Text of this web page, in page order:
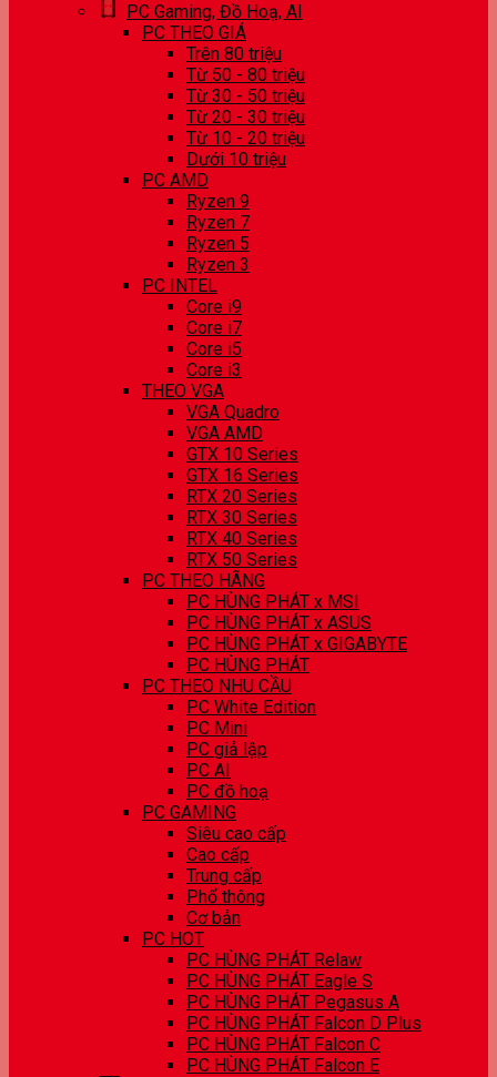
PC Gaming, Đồ Hoạ, AI
PC THEO GIÁ
Trên 80 triệu
Từ 50 - 80 triệu
Từ 30 - 50 triệu
Từ 20 - 30 triệu
Từ 10 - 20 triệu
Dưới 10 triệu
PC AMD
Ryzen 9
Ryzen 7
Ryzen 5
Ryzen 3
PC INTEL
Core i9
Core i7
Core i5
Core i3
THEO VGA
VGA Quadro
VGA AMD
GTX 10 Series
GTX 16 Series
RTX 20 Series
RTX 30 Series
RTX 40 Series
RTX 50 Series
PC THEO HÃNG
PC HÙNG PHÁT x MSI
PC HÙNG PHÁT x ASUS
PC HÙNG PHÁT x GIGABYTE
PC HÙNG PHÁT
PC THEO NHU CẦU
PC White Edition
PC Mini
PC giả lập
PC AI
PC đồ hoạ
PC GAMING
Siêu cao cấp
Cao cấp
Trung cấp
Phổ thông
Cơ bản
PC HOT
PC HÙNG PHÁT Relaw
PC HÙNG PHÁT Eagle S
PC HÙNG PHÁT Pegasus A
PC HÙNG PHÁT Falcon D Plus
PC HÙNG PHÁT Falcon C
PC HÙNG PHÁT Falcon E